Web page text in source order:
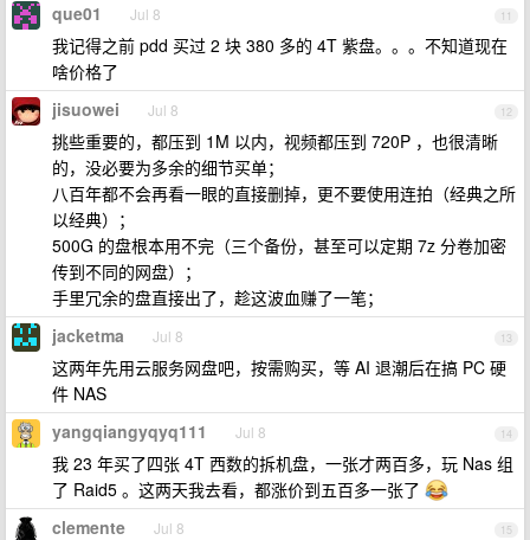
11
que01 Jul 8
我记得之前 pdd 买过 2 块 380 多的 4T 紫盘。。。不知道现在
啥价格了
12
jisuowei Jul 8
挑些重要的，都压到 1M 以内，视频都压到 720P ，也很清晰
的，没必要为多余的细节买单；
八百年都不会再看一眼的直接删掉，更不要使用连拍（经典之所
以经典）；
500G 的盘根本用不完（三个备份，甚至可以定期 7z 分卷加密
传到不同的网盘）；
手里冗余的盘直接出了，趁这波血赚了一笔；
13
jacketma Jul 8
这两年先用云服务网盘吧，按需购买，等 AI 退潮后在搞 PC 硬
件 NAS
14
yangqiangyqyq111 Jul 8
我 23 年买了四张 4T 西数的拆机盘，一张才两百多，玩 Nas 组
了 Raid5 。这两天我去看，都涨价到五百多一张了
15
clemente Jul 8